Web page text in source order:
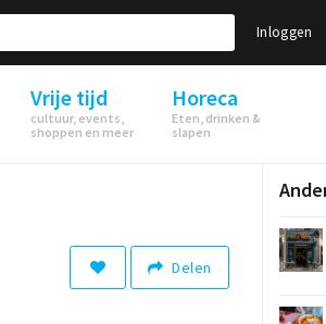
Inloggen
Vrije tijd
cultuur, events,
shoppen en meer
Horeca
Eten, drinken &
slapen
Delen